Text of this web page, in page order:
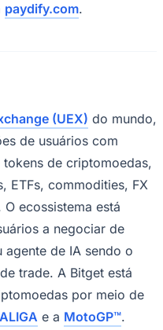
paydify.com.
(UEX) do mundo,
de usuários com
de criptomoedas,
ETFs, commodities, FX
ecossistema está
a negociar de
de IA sendo o
trade. A Bitget está
por meio de
e a MotoGP™.